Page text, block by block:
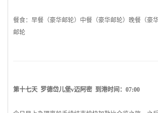
餐食：早餐（豪华邮轮）中餐（豪华邮轮）晚餐（豪
邮轮
第十七天 罗德岱儿堡v迈阿密 到港时间：07:00